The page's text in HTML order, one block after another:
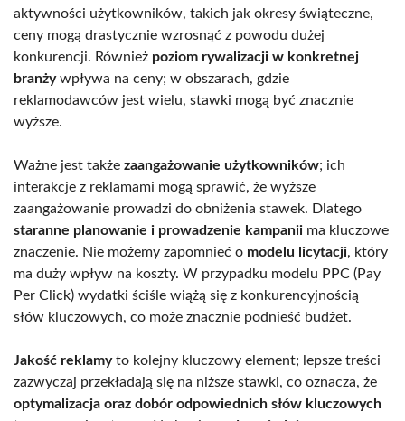
aktywności użytkowników, takich jak okresy świąteczne,
ceny mogą drastycznie wzrosnąć z powodu dużej
konkurencji. Również poziom rywalizacji w konkretnej
branżywpływa na ceny; w obszarach, gdzie
reklamodawców jest wielu, stawki mogą być znacznie
wyższe.
Ważne jest także zaangażowanie użytkowników; ich
interakcje z reklamami mogą sprawić, że wyższe
zaangażowanie prowadzi do obniżenia stawek. Dlatego
staranne planowanie i prowadzenie kampanii ma kluczowe
znaczenie. Nie możemy zapomnieć o modelu licytacji, który
ma duży wpływ na koszty. W przypadku modelu PPC (Pay
Per Click) wydatki ściśle wiążą się z konkurencyjnością
słów kluczowych, co może znacznie podnieść budżet.
Jakość reklamyto kolejny kluczowy element; lepsze treści
zazwyczaj przekładają się na niższe stawki, co oznacza, że
optymalizacja oraz dobór odpowiednich słów kluczowych